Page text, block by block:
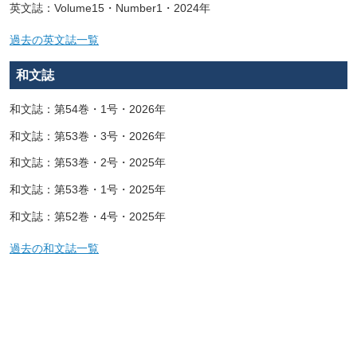
英文誌：Volume15・Number1・2024年
過去の英文誌一覧
和文誌
和文誌：第54巻・1号・2026年
和文誌：第53巻・3号・2026年
和文誌：第53巻・2号・2025年
和文誌：第53巻・1号・2025年
和文誌：第52巻・4号・2025年
過去の和文誌一覧